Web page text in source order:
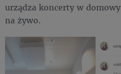
urządza koncerty w
na żywo.